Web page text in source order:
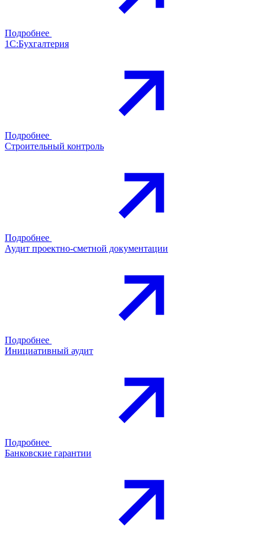
Подробнее
1С:Бухгалтерия
Подробнее
Строительный контроль
Подробнее
Аудит проектно-сметной документации
Подробнее
Инициативный аудит
Подробнее
Банковские гарантии